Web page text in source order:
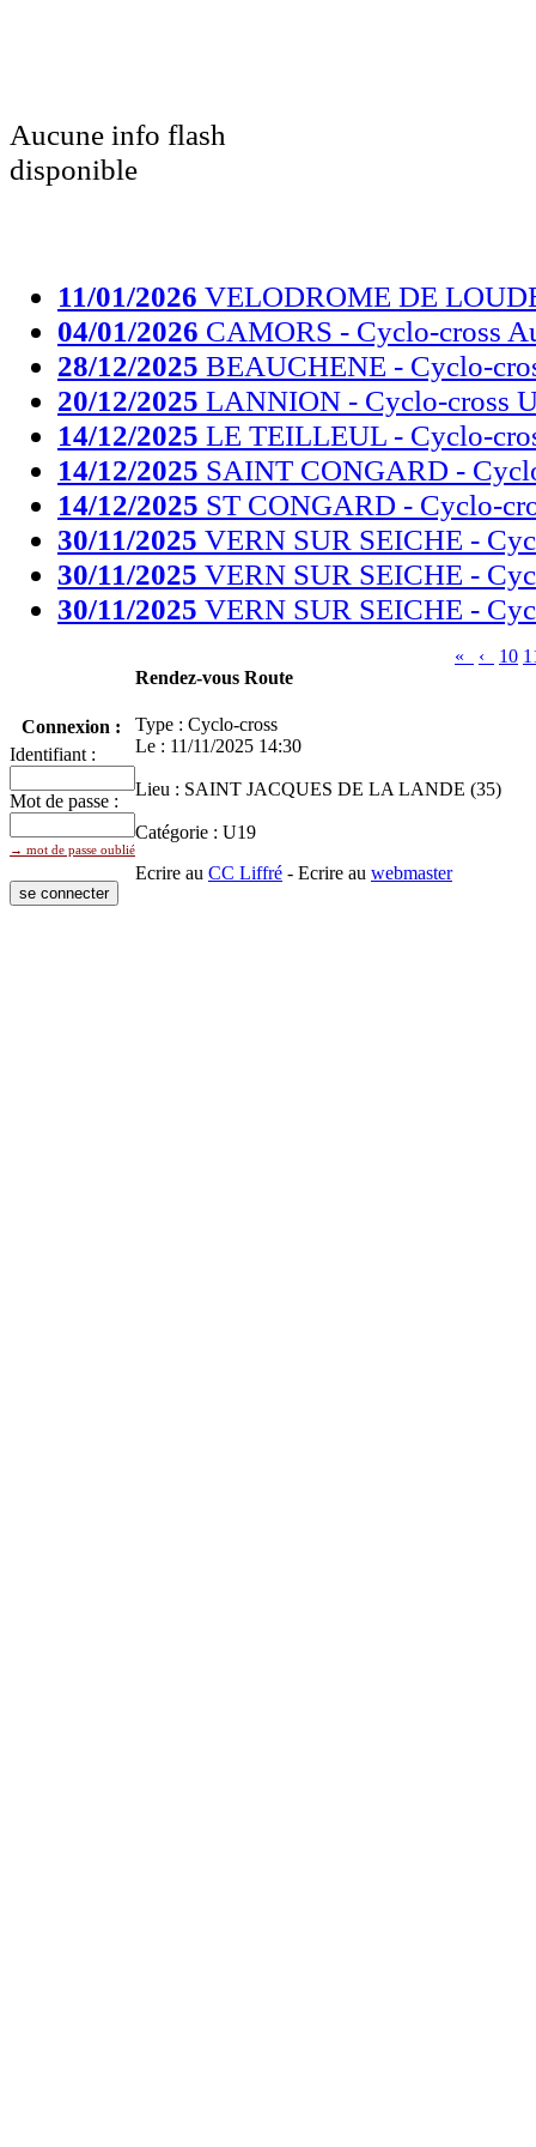
Aucune info flash
disponible
11/01/2026 VELODROME DE
04/01/2026 CAMORS - Cyclo-cross
28/12/2025 BEAUCHENE - Cyclo-
20/12/2025 LANNION - Cyclo-cross
14/12/2025 LE TEILLEUL - Cyclo-
14/12/2025 SAINT CONGARD -
14/12/2025 ST CONGARD - Cyclo-
30/11/2025 VERN SUR SEICHE -
30/11/2025 VERN SUR SEICHE -
30/11/2025 VERN SUR SEICHE -
« ‹ 10
Connexion :
Identifiant :
Mot de passe :
→ mot de passe oublié
Rendez-vous Route
Type : Cyclo-cross
Le : 11/11/2025 14:30
Lieu : SAINT JACQUES DE LA LANDE (35)
Catégorie : U19
Ecrire au CC Liffré - Ecrire au webmaster